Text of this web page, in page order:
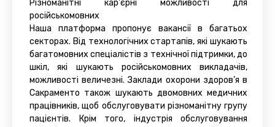
Різноманітні кар'єрні можливості для
російськомовних
Наша платформа пропонує вакансії в багатьох
секторах. Від технологічних стартапів, які шукають
багатомовних спеціалістів з технічної підтримки, до
шкіл, які шукають російськомовних викладачів,
можливості величезні. Заклади охорони здоров’я в
Сакраменто також шукають двомовних медичних
працівників, щоб обслуговувати різноманітну групу
пацієнтів. Крім того, індустрія обслуговування